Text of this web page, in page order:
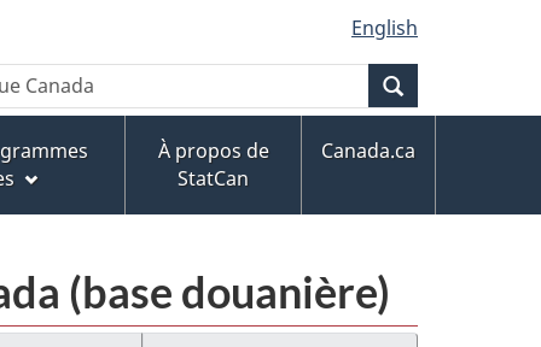
English
À propos de
StatCan
Canada.ca
(base douanière)